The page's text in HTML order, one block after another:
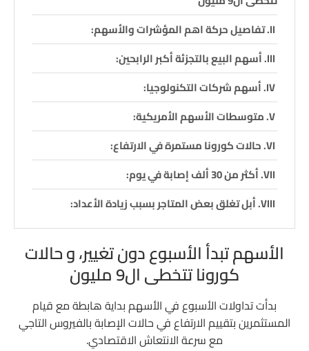
تفاصيل حركة اهم المؤشرات والأسهم:
أسهم البيع بالتجزئة أكبر الرابحين:
أسهم شركات التكنولوجيا:
متوسطات الأسهم الأمريكية:
حالات كورونا مستمرة في الارتفاع:
أكثر من 30 ألف إصابة في يوم:
أبل تغلق بعض المتاجر بسبب زيادة الأعداد:
الأسهم تبدأ الأسبوع دون تغيير، و حالات
كورونا تتخطى ال9 مليون
بدأت تداولات الأسبوع في الأسهم بداية هابطة مع قيام
المستثمرين بتقييم الارتفاع في حالات الإصابة بالفيروس التاجي
مع سرعة الانتعاش الاقتصادي.